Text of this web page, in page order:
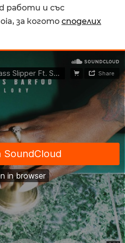
работи и със
за когото споделих